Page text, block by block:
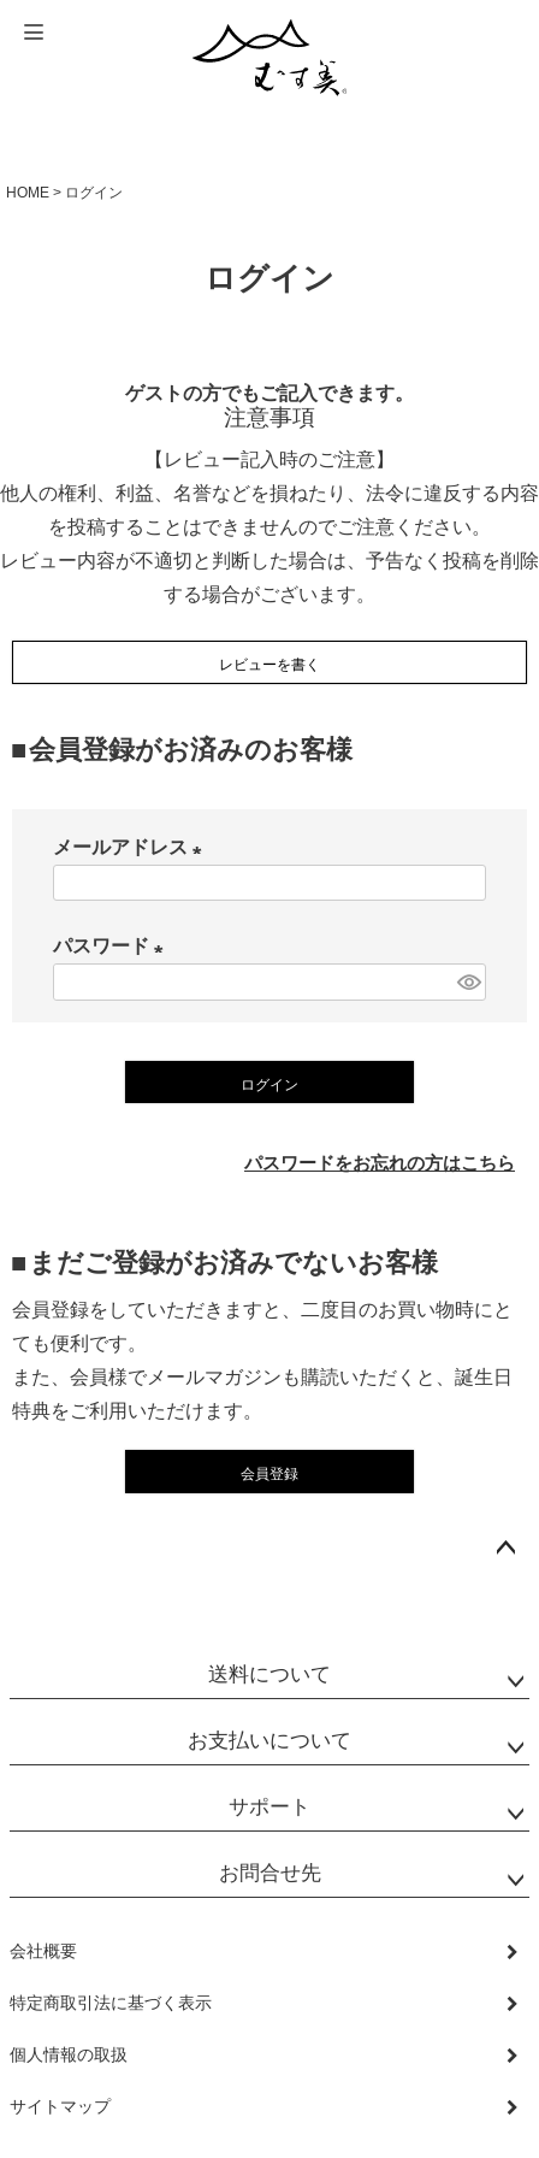
HOME ログイン
ログイン
ゲストの方でもご記入できます。
注意事項
【レビュー記入時のご注意】
他人の権利、利益、名誉などを損ねたり、法令に違反する内容
を投稿することはできませんのでご注意ください。
レビュー内容が不適切と判断した場合は、予告なく投稿を削除
する場合がございます。
レビューを書く
会員登録がお済みのお客様
メールアドレス
須
パスワード
須
ログイン
パスワードをお忘れの方はこちら
まだご登録がお済みでないお客様
会員登録をしていただきますと、二度目のお買い物時にと
ても便利です。
また、会員様でメールマガジンも購読いただくと、誕生日
特典をご利用いただけます。
会員登録
送料について
お支払いについて
サポート
お問合せ先
会社概要
特定商取引法に基づく表示
個人情報の取扱
サイトマップ